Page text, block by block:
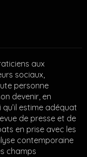
aux
sociaux,
personne
devenir, en
estime adéquat
de presse et de
en prise avec les
contemporaine
champs